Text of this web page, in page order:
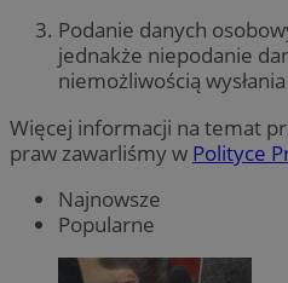
Podanie danych
jednakże niepodanie
niemożliwością
Więcej informacji na temat
praw zawarliśmy w Polityce
Najnowsze
Popularne